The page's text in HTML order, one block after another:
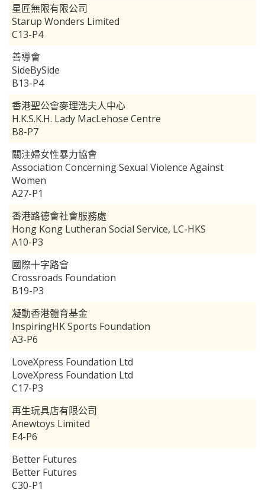
星匠無限有限公司
Starup Wonders Limited
C13-P4
善導會
SideBySide
B13-P4
香港聖公會麥理浩夫人中心
H.K.S.K.H. Lady MacLehose Centre
B8-P7
關注婦女性暴力協會
Association Concerning Sexual Violence Against
Women
A27-P1
香港路德會社會服務處
Hong Kong Lutheran Social Service, LC-HKS
A10-P3
國際十字路會
Crossroads Foundation
B19-P3
凝動香港體育基金
InspiringHK Sports Foundation
A3-P6
LoveXpress Foundation Ltd
LoveXpress Foundation Ltd
C17-P3
再生玩具店有限公司
Anewtoys Limited
E4-P6
Better Futures
Better Futures
C30-P1